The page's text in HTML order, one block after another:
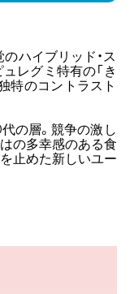
ハイブリッド・ス
レグミ特有の「き
特のコントラスト
の層。競争の激し
の多幸感のある食
止めた新しいユー